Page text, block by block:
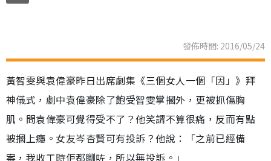
發佈時間: 2016/05/24
黃智雯與袁偉豪昨日出席劇集《三個女人一個「因」》拜
神儀式，劇中袁偉豪除了飽受智雯掌摑外，更被抓傷胸
肌。問袁偉豪可覺得受不了？他笑謂不算很痛，反而有點
被摑上癮。女友岑杏賢可有投訴？他說：「之前已經備
案，我收工時佢都瞓咗，所以無投訴。」